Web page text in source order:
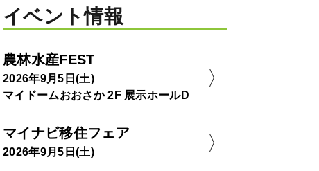
イベント情報
農林水産FEST
2026年9月5日(土)
マイドームおおさか 2F 展示ホールD
マイナビ移住フェア
2026年9月5日(土)